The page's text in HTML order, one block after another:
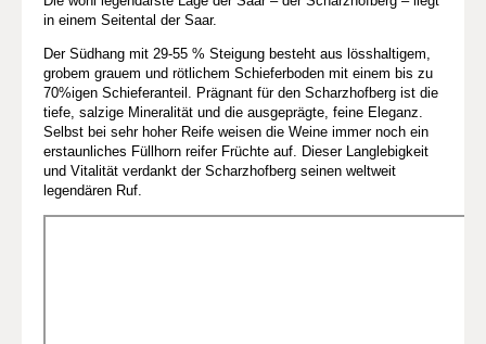
in einem Seitental der Saar.
Der Südhang mit 29-55 % Steigung besteht aus lösshaltigem,
grobem grauem und rötlichem Schieferboden mit einem bis zu
70%igen Schieferanteil. Prägnant für den Scharzhofberg ist die
tiefe, salzige Mineralität und die ausgeprägte, feine Eleganz.
Selbst bei sehr hoher Reife weisen die Weine immer noch ein
erstaunliches Füllhorn reifer Früchte auf. Dieser Langlebigkeit
und Vitalität verdankt der Scharzhofberg seinen weltweit
legendären Ruf.